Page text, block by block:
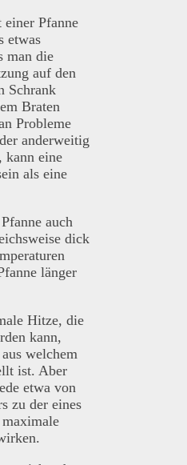
Pfanne
etwas
man die
auf den
Schrank
Braten
Probleme
anderweitig
kann eine
als eine
auch
dick
länger
Hitze, die
kann,
welchem
ist. Aber
etwa von
zu der eines